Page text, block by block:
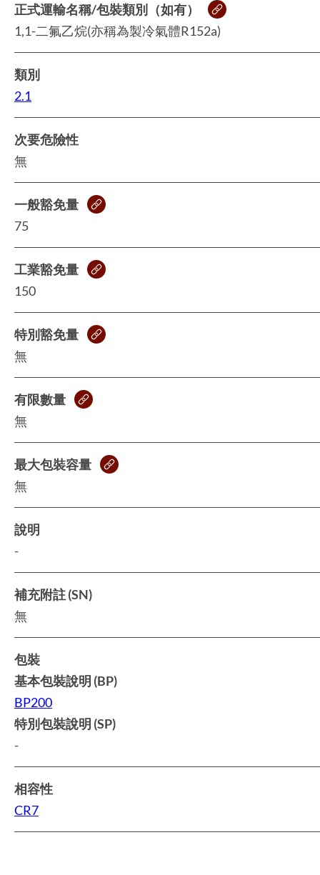
正式運輸名稱/包裝類別（如有）
1,1-二氟乙烷(亦稱為製冷氣體R152a)
類別
2.1
次要危險性
無
一般豁免量
75
工業豁免量
150
特別豁免量
無
有限數量
無
最大包裝容量
無
說明
-
補充附註 (SN)
無
包裝
基本包裝說明 (BP)
BP200
特別包裝說明 (SP)
-
相容性
CR7